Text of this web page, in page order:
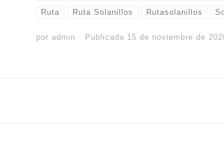
Ruta Ruta Solanillos Rutasolanillos
por admin Publicada 15 de noviembre de